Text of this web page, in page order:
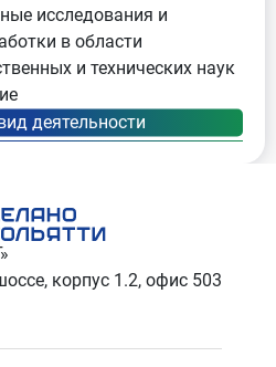
исследования и
в области
и технических наук
корпус 1.2, офис 503